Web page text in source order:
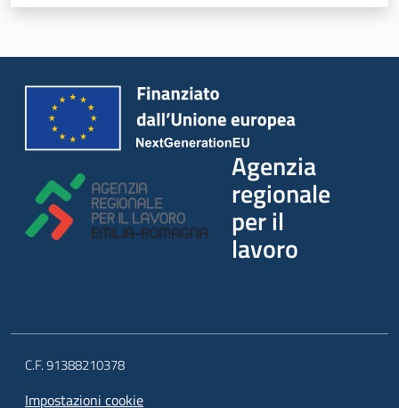
Agenzia
regionale
per il
lavoro
C.F. 91388210378
Impostazioni cookie